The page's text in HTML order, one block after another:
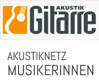
AKUSTIKNETZ
MUSIKERINNEN